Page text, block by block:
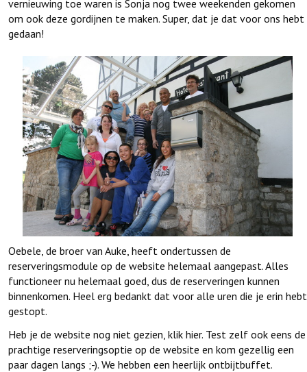
vernieuwing toe waren is Sonja nog twee weekenden gekomen
om ook deze gordijnen te maken. Super, dat je dat voor ons hebt
gedaan!
Oebele, de broer van Auke, heeft ondertussen de
reserveringsmodule op de website helemaal aangepast. Alles
functioneer nu helemaal goed, dus de reserveringen kunnen
binnenkomen. Heel erg bedankt dat voor alle uren die je erin hebt
gestopt.
Heb je de website nog niet gezien, klik hier. Test zelf ook eens de
prachtige reserveringsoptie op de website en kom gezellig een
paar dagen langs ;-). We hebben een heerlijk ontbijtbuffet.